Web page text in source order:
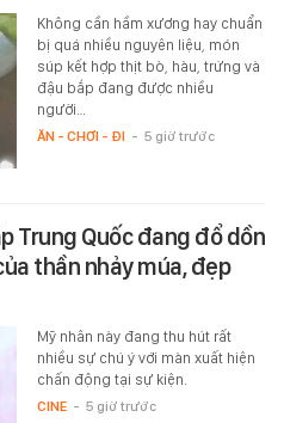
Không cần hầm xương hay chuẩn
bị quá nhiều nguyên liệu, món
súp kết hợp thịt bò, hàu, trứng và
đậu bắp đang được nhiều
người…
ĂN - CHƠI - ĐI - 5 giờ trước
Trung Quốc đang đổ dồn
thần nhảy múa, đẹp
Mỹ nhân này đang thu hút rất
nhiều sự chú ý với màn xuất hiện
chấn động tại sự kiện.
CINE - 5 giờ trước